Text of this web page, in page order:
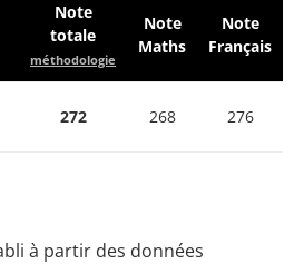
Note
totale
méthodologie
Note
Maths
Note
Français
272 268 276
à partir des données